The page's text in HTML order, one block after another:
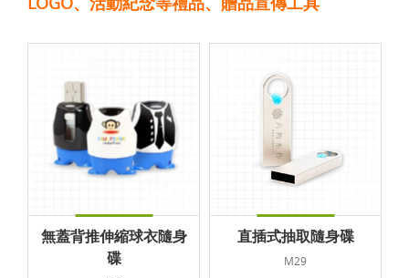
無蓋背推伸縮球衣隨身
碟
直插式抽取隨身碟
M29